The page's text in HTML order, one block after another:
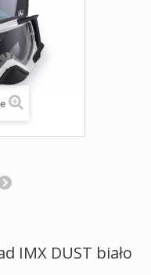
IMX DUST biało